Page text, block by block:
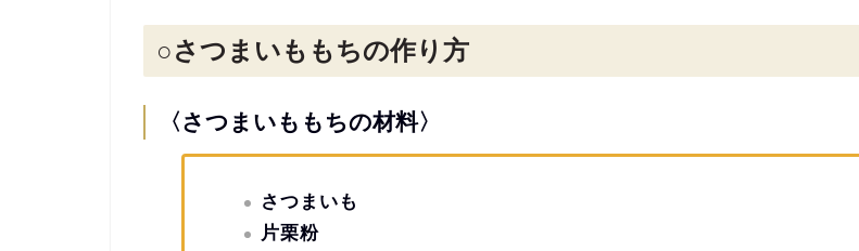
○さつまいももちの作り方
〈さつまいももちの材料〉
さつまいも
片栗粉